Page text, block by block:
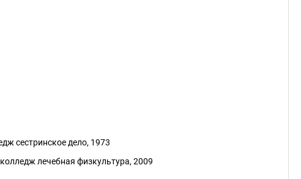
сестринское дело, 1973
лечебная физкультура, 2009